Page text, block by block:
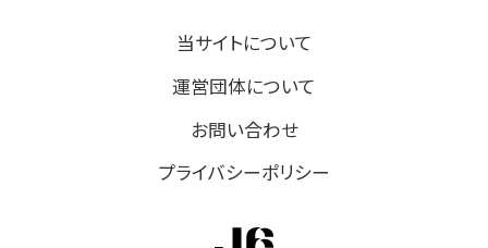
当サイトについて
運営団体について
お問い合わせ
プライバシーポリシー